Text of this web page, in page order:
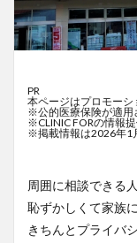
PR
本ページはプロモーシ
※公的医療保険が適用
※CLINIC FORの情報
※掲載情報は2026年1
周囲に相談できる
恥ずかしくて家族
きちんとプライバ